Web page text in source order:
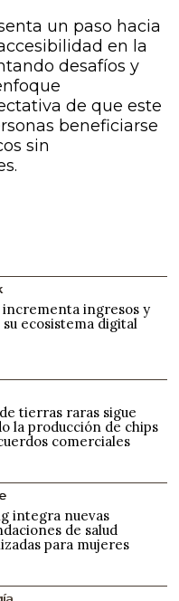
un paso hacia
en la
desafíos y
de que este
beneficiarse
sin
ingresos y
ecosistema digital
tierras raras sigue
la producción de chips
comerciales
integra nuevas
de salud
para mujeres